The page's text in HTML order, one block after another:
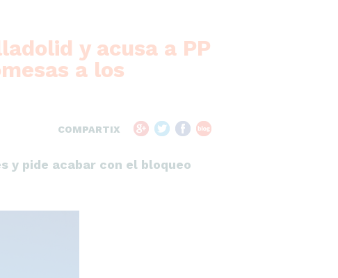
y acusa a PP
a los
COMPARTIX
y pide acabar con el bloqueo